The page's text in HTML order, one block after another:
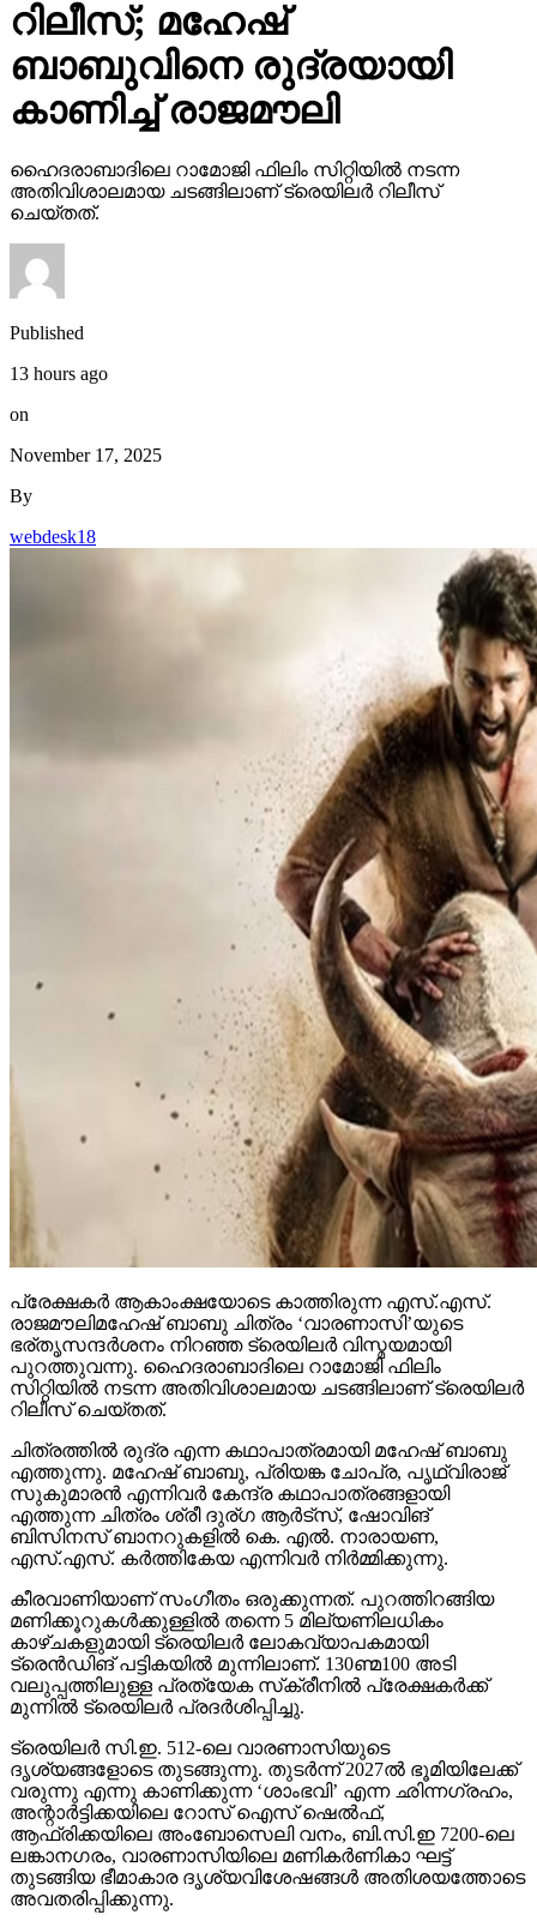
റിലീസ്; മഹേഷ്
ബാബുവിനെ രുദ്രയായി
കാണിച്ച് രാജമൗലി
ഹൈദരാബാദിലെ റാമോജി ഫിലിം സിറ്റിയില്‍ നടന്ന
അതിവിശാലമായ ചടങ്ങിലാണ് ട്രെയിലര്‍ റിലീസ്
ചെയ്തത്.
Published
13 hours ago
on
November 17, 2025
By
webdesk18
പ്രേക്ഷകര്‍ ആകാംക്ഷയോടെ കാത്തിരുന്ന എസ്.എസ്.
രാജമൗലിമഹേഷ് ബാബു ചിത്രം ‘വാരണാസി’യുടെ
ഭര്തൃസന്ദര്‍ശനം നിറഞ്ഞ ട്രെയിലര്‍ വിസ്മയമായി
പുറത്തുവന്നു. ഹൈദരാബാദിലെ റാമോജി ഫിലിം
സിറ്റിയില്‍ നടന്ന അതിവിശാലമായ ചടങ്ങിലാണ് ട്രെയിലര്‍
റിലീസ് ചെയ്തത്.
ചിത്രത്തില്‍ രുദ്ര എന്ന കഥാപാത്രമായി മഹേഷ് ബാബു
എത്തുന്നു. മഹേഷ് ബാബു, പ്രിയങ്ക ചോപ്ര, പൃഥ്വിരാജ്
സുകുമാരന്‍ എന്നിവര്‍ കേന്ദ്ര കഥാപാത്രങ്ങളായി
എത്തുന്ന ചിത്രം ശ്രീ ദുര്ഗ ആര്‍ട്‌സ്, ഷോവിങ്
ബിസിനസ് ബാനറുകളില്‍ കെ. എല്‍. നാരായണ,
എസ്.എസ്. കര്‍ത്തികേയ എന്നിവര്‍ നിര്‍മ്മിക്കുന്നു.
കീരവാണിയാണ് സംഗീതം ഒരുക്കുന്നത്. പുറത്തിറങ്ങിയ
മണിക്കൂറുകള്‍ക്കുള്ളില്‍ തന്നെ 5 മില്യണിലധികം
കാഴ്ചകളുമായി ട്രെയിലര്‍ ലോകവ്യാപകമായി
ട്രെന്‍ഡിങ് പട്ടികയില്‍ മുന്നിലാണ്. 130ണ്മ100 അടി
വലുപ്പത്തിലുള്ള പ്രത്യേക സ്‌ക്രീനില്‍ പ്രേക്ഷകര്‍ക്ക്
മുന്നില്‍ ട്രെയിലര്‍ പ്രദര്‍ശിപ്പിച്ചു.
ട്രെയിലര്‍ സി.ഇ. 512-ലെ വാരണാസിയുടെ
ദൃശ്യങ്ങളോടെ തുടങ്ങുന്നു. തുടര്‍ന്ന് 2027ല്‍ ഭൂമിയിലേക്ക്
വരുന്നു എന്നു കാണിക്കുന്ന ‘ശാംഭവി’ എന്ന ഛിന്നഗ്രഹം,
അന്റാര്‍ട്ടിക്കയിലെ റോസ് ഐസ് ഷെല്‍ഫ്,
ആഫ്രിക്കയിലെ അംബോസെലി വനം, ബി.സി.ഇ 7200-ലെ
ലങ്കാനഗരം, വാരണാസിയിലെ മണികര്‍ണികാ ഘട്ട്
തുടങ്ങിയ ഭീമാകാര ദൃശ്യവിശേഷങ്ങള്‍ അതിശയത്തോടെ
അവതരിപ്പിക്കുന്നു.